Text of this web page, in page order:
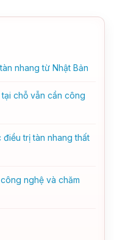
nhang từ Nhật Bản
chỗ vẫn cần công
điều trị tàn nhang thất
nghệ và chăm